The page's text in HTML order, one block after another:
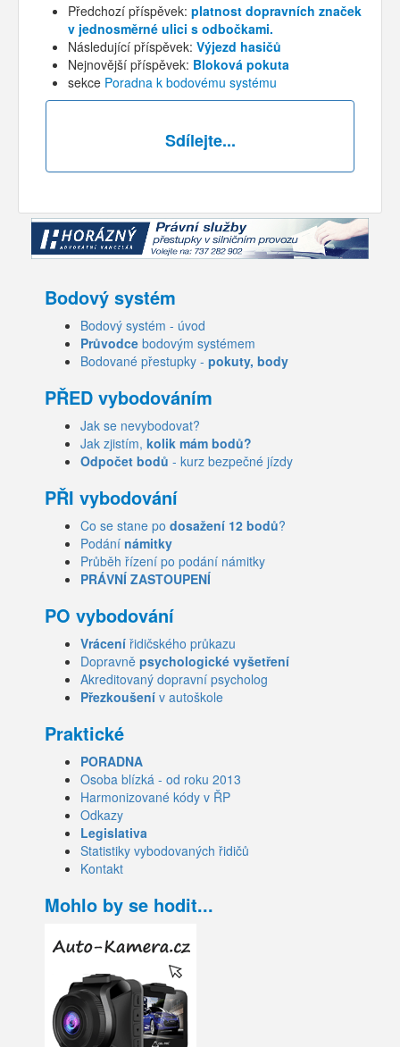
Předchozí příspěvek: platnost dopravních značek
v jednosměrné ulici s odbočkami.
Následující příspěvek: Výjezd hasičů
Nejnovější příspěvek: Bloková pokuta
sekce Poradna k bodovému systému
Sdílejte...
Bodový systém
Bodový systém - úvod
Průvodce bodovým systémem
Bodované přestupky - pokuty, body
PŘED vybodováním
Jak se nevybodovat?
Jak zjistím, kolik mám bodů?
Odpočet bodů - kurz bezpečné jízdy
PŘI vybodování
Co se stane po dosažení 12 bodů?
Podání námitky
Průběh řízení po podání námitky
PRÁVNÍ ZASTOUPENÍ
PO vybodování
Vrácení řidičského průkazu
Dopravně psychologické vyšetření
Akreditovaný dopravní psycholog
Přezkoušení v autoškole
Praktické
PORADNA
Osoba blízká - od roku 2013
Harmonizované kódy v ŘP
Odkazy
Legislativa
Statistiky vybodovaných řidičů
Kontakt
Mohlo by se hodit...